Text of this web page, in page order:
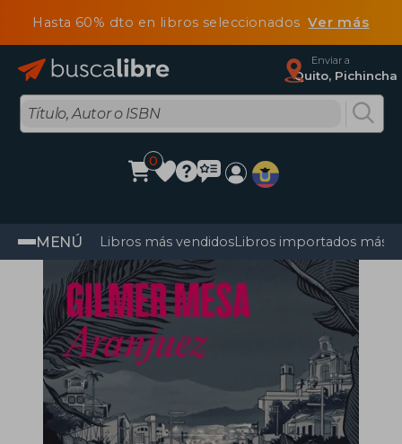
Hasta 60% dto en libros seleccionadosVer más
Enviar a
Quito, Pichincha
0
MENÚ Libros más vendidosLibros importados más